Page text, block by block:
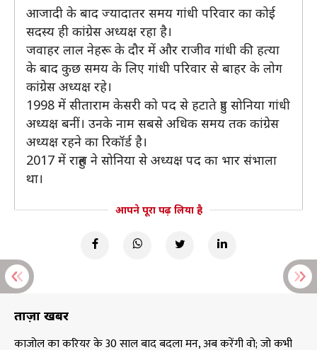
आजादी के बाद ज्यादातर समय गांधी परिवार का कोई
सदस्य ही कांग्रेस अध्यक्ष रहा है।
जवाहर लाल नेहरू के दौर में और राजीव गांधी की हत्या
के बाद कुछ समय के लिए गांधी परिवार से बाहर के लोग
कांग्रेस अध्यक्ष रहे।
1998 में सीताराम केसरी को पद से हटाते हुए सोनिया गांधी
अध्यक्ष बनीं। उनके नाम सबसे अधिक समय तक कांग्रेस
अध्यक्ष रहने का रिकॉर्ड है।
2017 में राहुल ने सोनिया से अध्यक्ष पद का भार संभाला
था।
आपने पूरा पढ़ लिया है
ताज़ा खबरें
काजोल का करियर के 30 साल बाद बदला मन, अब करेंगी वो; जो कभी